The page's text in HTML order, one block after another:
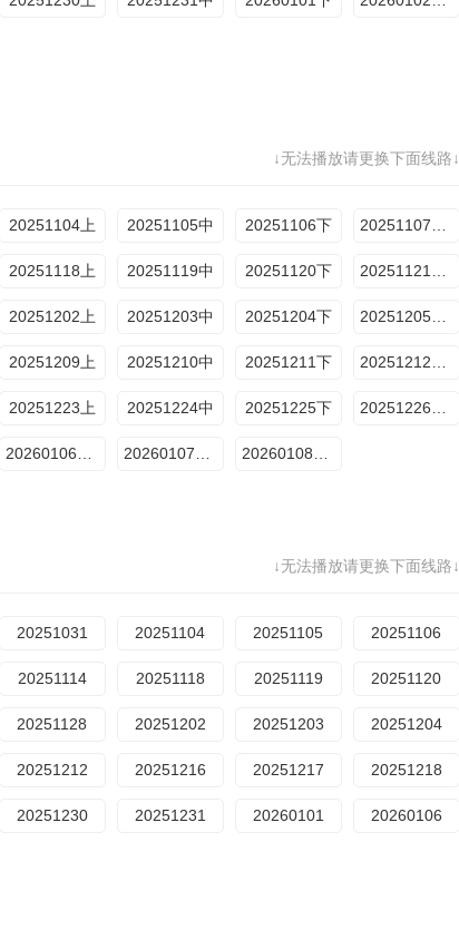
↓无法播放请更换下面线路↓
20251104上 20251105中 20251106下
20251118上 20251119中 20251120下
20251202上 20251203中 20251204下 20251205加更
20251209上 20251210中 20251211下
20251223上 20251224中 20251225下
↓无法播放请更换下面线路↓
20251031 20251104 20251105 20251106
20251114 20251118 20251119 20251120
20251128 20251202 20251203 20251204
20251212 20251216 20251217 20251218
20251230 20251231 20260101 20260106